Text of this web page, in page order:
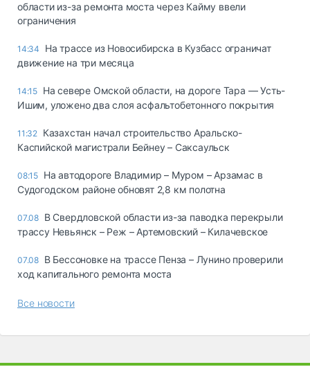
области из-за ремонта моста через Кайму ввели
ограничения
14:34
На трассе из Новосибирска в Кузбасс ограничат
движение на три месяца
14:15 На севере Омской области, на дороге Тара — Усть-
Ишим, уложено два слоя асфальтобетонного покрытия
11:32 Казахстан начал строительство Аральско-
Каспийской магистрали Бейнеу – Саксаульск
08:15 На автодороге Владимир – Муром – Арзамас в
Судогодском районе обновят 2,8 км полотна
07.08 В Свердловской области из-за паводка перекрыли
трассу Невьянск – Реж – Артемовский – Килачевское
07.08 В Бессоновке на трассе Пенза – Лунино проверили
ход капитального ремонта моста
Все новости